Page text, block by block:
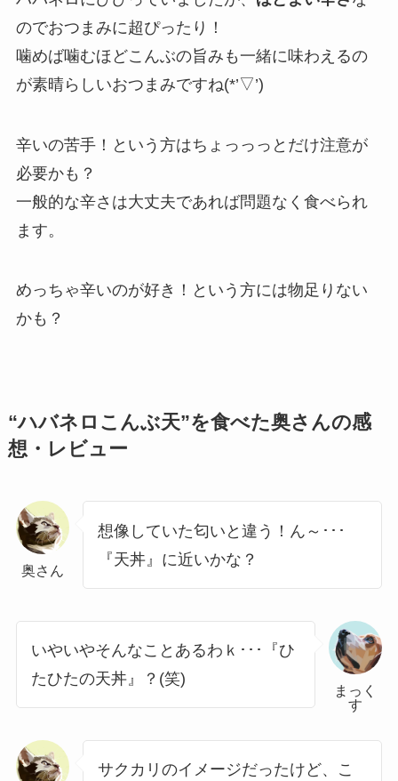
のでおつまみに超ぴったり！
噛めば噛むほどこんぶの旨みも一緒に味わえるの
が素晴らしいおつまみですね(*’▽’)
辛いの苦手！という方はちょっっっとだけ注意が
必要かも？
一般的な辛さは大丈夫であれば問題なく食べられ
ます。
めっちゃ辛いのが好き！という方には物足りない
かも？
“ハバネロこんぶ天”を食べた奥さんの感
想・レビュー
奥さん
想像していた匂いと違う！ん～･･･
『天丼』に近いかな？
まっく
す
いやいやそんなことあるわｋ･･･『ひ
たひたの天丼』？(笑)
サクカリのイメージだったけど、こ